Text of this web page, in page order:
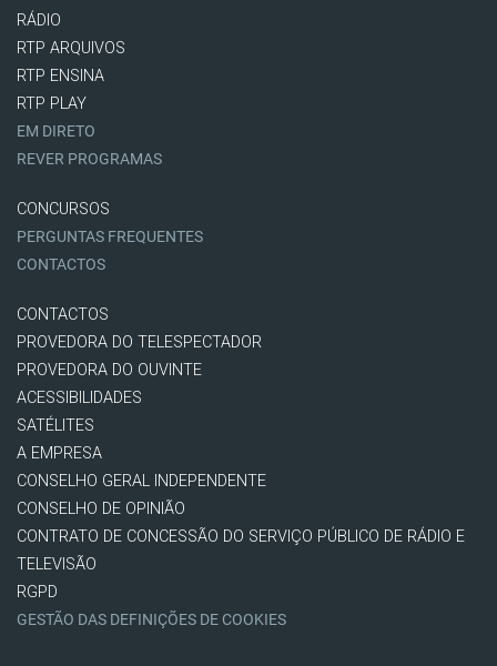
RÁDIO
RTP ARQUIVOS
RTP ENSINA
RTP PLAY
EM DIRETO
REVER PROGRAMAS
CONCURSOS
PERGUNTAS FREQUENTES
CONTACTOS
CONTACTOS
PROVEDORA DO TELESPECTADOR
PROVEDORA DO OUVINTE
ACESSIBILIDADES
SATÉLITES
A EMPRESA
CONSELHO GERAL INDEPENDENTE
CONSELHO DE OPINIÃO
CONTRATO DE CONCESSÃO DO SERVIÇO PÚBLICO DE RÁDIO E
TELEVISÃO
RGPD
GESTÃO DAS DEFINIÇÕES DE COOKIES